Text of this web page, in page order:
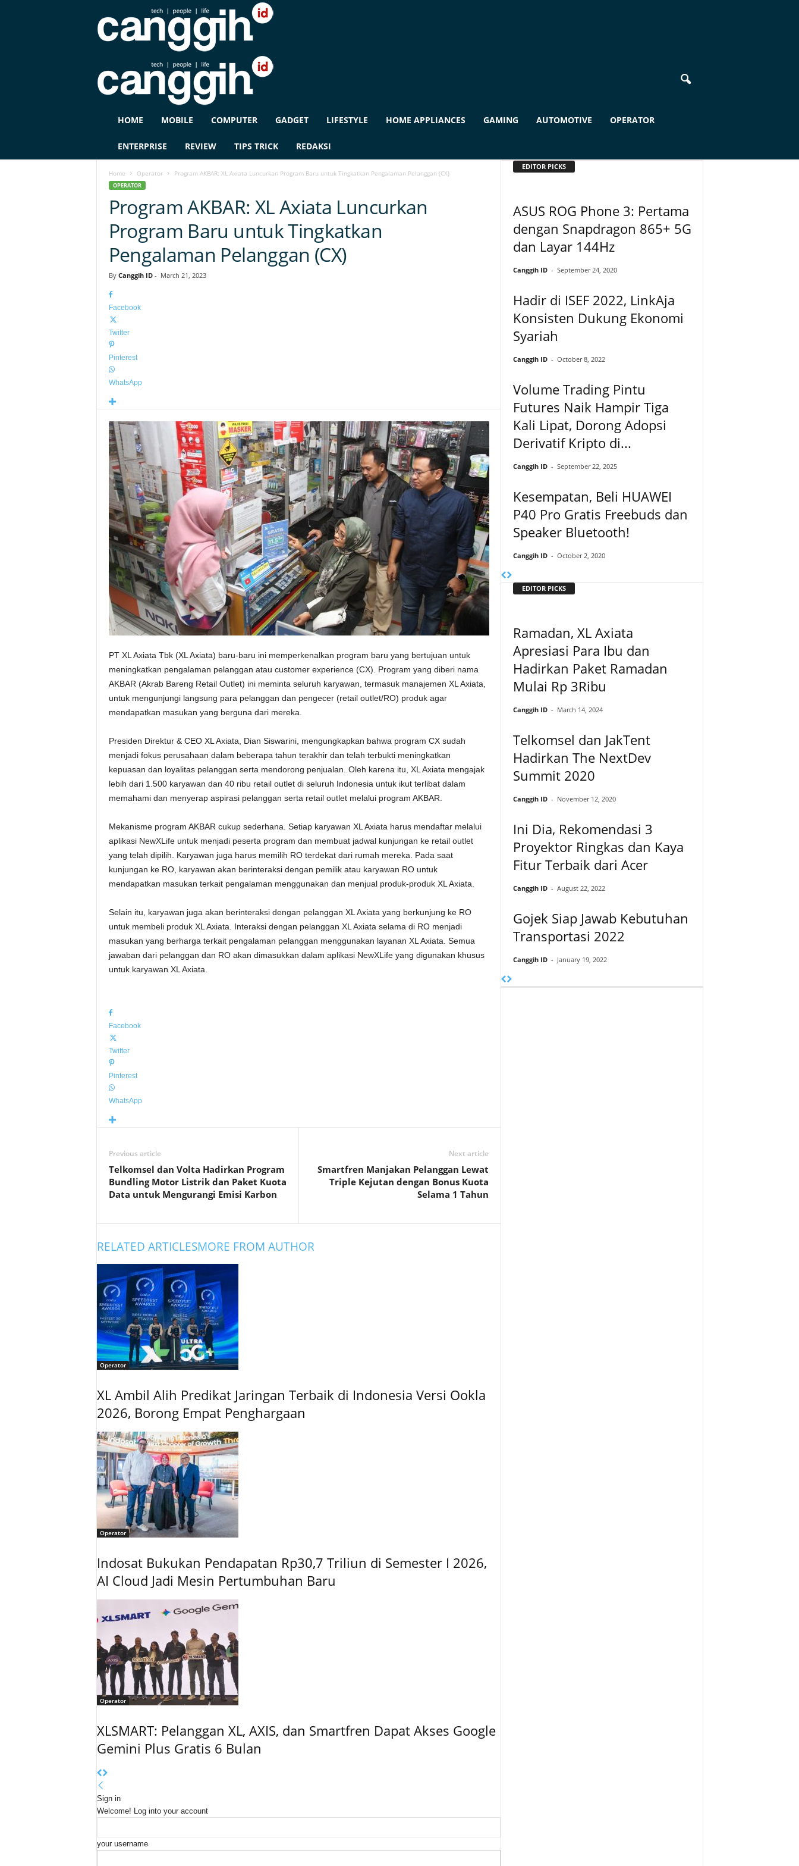
G
HOME MOBILE COMPUTER GADGET LIFESTYLE HOME APPLIANCES GAMING AUTOMOTIVE OPERATOR
ENTERPRISE REVIEW TIPS TRICK REDAKSI
Home Operator Program AKBAR: XL Axiata Luncurkan Program Baru untuk Tingkatkan Pengalaman Pelanggan (CX)
OPERATOR
Program AKBAR: XL Axiata Luncurkan
Program Baru untuk Tingkatkan
Pengalaman Pelanggan (CX)
By Canggih ID- March 21, 2023
Facebook
Twitter
Pinterest
WhatsApp
PT XL Axiata Tbk (XL Axiata) baru-baru ini memperkenalkan program baru yang bertujuan untuk
meningkatkan pengalaman pelanggan atau customer experience (CX). Program yang diberi nama
AKBAR (Akrab Bareng Retail Outlet) ini meminta seluruh karyawan, termasuk manajemen XL Axiata,
untuk mengunjungi langsung para pelanggan dan pengecer (retail outlet/RO) produk agar
mendapatkan masukan yang berguna dari mereka.
Presiden Direktur & CEO XL Axiata, Dian Siswarini, mengungkapkan bahwa program CX sudah
menjadi fokus perusahaan dalam beberapa tahun terakhir dan telah terbukti meningkatkan
kepuasan dan loyalitas pelanggan serta mendorong penjualan. Oleh karena itu, XL Axiata mengajak
lebih dari 1.500 karyawan dan 40 ribu retail outlet di seluruh Indonesia untuk ikut terlibat dalam
memahami dan menyerap aspirasi pelanggan serta retail outlet melalui program AKBAR.
Mekanisme program AKBAR cukup sederhana. Setiap karyawan XL Axiata harus mendaftar melalui
aplikasi NewXLife untuk menjadi peserta program dan membuat jadwal kunjungan ke retail outlet
yang telah dipilih. Karyawan juga harus memilih RO terdekat dari rumah mereka. Pada saat
kunjungan ke RO, karyawan akan berinteraksi dengan pemilik atau karyawan RO untuk
mendapatkan masukan terkait pengalaman menggunakan dan menjual produk-produk XL Axiata.
Selain itu, karyawan juga akan berinteraksi dengan pelanggan XL Axiata yang berkunjung ke RO
untuk membeli produk XL Axiata. Interaksi dengan pelanggan XL Axiata selama di RO menjadi
masukan yang berharga terkait pengalaman pelanggan menggunakan layanan XL Axiata. Semua
jawaban dari pelanggan dan RO akan dimasukkan dalam aplikasi NewXLife yang digunakan khusus
untuk karyawan XL Axiata.
Facebook
Twitter
Pinterest
WhatsApp
Previous article
Telkomsel dan Volta Hadirkan Program
Bundling Motor Listrik dan Paket Kuota
Data untuk Mengurangi Emisi Karbon
Next article
Smartfren Manjakan Pelanggan Lewat
Triple Kejutan dengan Bonus Kuota
Selama 1 Tahun
RELATED ARTICLESMORE FROM AUTHOR
Operator
XL Ambil Alih Predikat Jaringan Terbaik di Indonesia Versi Ookla
2026, Borong Empat Penghargaan
Operator
Indosat Bukukan Pendapatan Rp30,7 Triliun di Semester I 2026,
AI Cloud Jadi Mesin Pertumbuhan Baru
Operator
XLSMART: Pelanggan XL, AXIS, dan Smartfren Dapat Akses Google
Gemini Plus Gratis 6 Bulan
Sign in
Welcome! Log into your account
your username
EDITOR PICKS
ASUS ROG Phone 3: Pertama
dengan Snapdragon 865+ 5G
dan Layar 144Hz
Canggih ID - September 24, 2020
Hadir di ISEF 2022, LinkAja
Konsisten Dukung Ekonomi
Syariah
Canggih ID - October 8, 2022
Volume Trading Pintu
Futures Naik Hampir Tiga
Kali Lipat, Dorong Adopsi
Derivatif Kripto di...
Canggih ID - September 22, 2025
Kesempatan, Beli HUAWEI
P40 Pro Gratis Freebuds dan
Speaker Bluetooth!
Canggih ID - October 2, 2020
EDITOR PICKS
Ramadan, XL Axiata
Apresiasi Para Ibu dan
Hadirkan Paket Ramadan
Mulai Rp 3Ribu
Canggih ID - March 14, 2024
Telkomsel dan JakTent
Hadirkan The NextDev
Summit 2020
Canggih ID - November 12, 2020
Ini Dia, Rekomendasi 3
Proyektor Ringkas dan Kaya
Fitur Terbaik dari Acer
Canggih ID - August 22, 2022
Gojek Siap Jawab Kebutuhan
Transportasi 2022
Canggih ID - January 19, 2022